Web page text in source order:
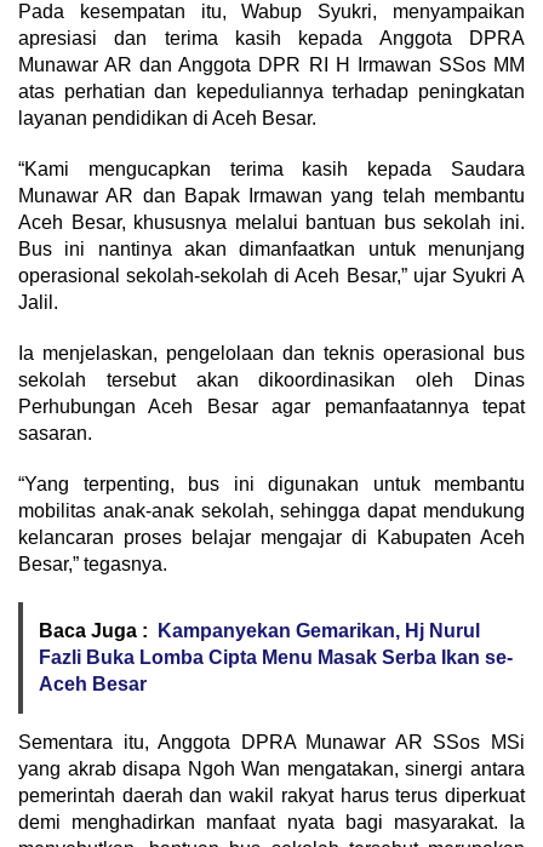
Pada kesempatan itu, Wabup Syukri, menyampaikan
apresiasi dan terima kasih kepada Anggota DPRA
Munawar AR dan Anggota DPR RI H Irmawan SSos MM
atas perhatian dan kepeduliannya terhadap peningkatan
layanan pendidikan di Aceh Besar.
“Kami mengucapkan terima kasih kepada Saudara
Munawar AR dan Bapak Irmawan yang telah membantu
Aceh Besar, khususnya melalui bantuan bus sekolah ini.
Bus ini nantinya akan dimanfaatkan untuk menunjang
operasional sekolah-sekolah di Aceh Besar,” ujar Syukri A
Jalil.
Ia menjelaskan, pengelolaan dan teknis operasional bus
sekolah tersebut akan dikoordinasikan oleh Dinas
Perhubungan Aceh Besar agar pemanfaatannya tepat
sasaran.
“Yang terpenting, bus ini digunakan untuk membantu
mobilitas anak-anak sekolah, sehingga dapat mendukung
kelancaran proses belajar mengajar di Kabupaten Aceh
Besar,” tegasnya.
Baca Juga :
Kampanyekan Gemarikan, Hj Nurul
Fazli Buka Lomba Cipta Menu Masak Serba Ikan se-
Aceh Besar
Sementara itu, Anggota DPRA Munawar AR SSos MSi
yang akrab disapa Ngoh Wan mengatakan, sinergi antara
pemerintah daerah dan wakil rakyat harus terus diperkuat
demi menghadirkan manfaat nyata bagi masyarakat. Ia